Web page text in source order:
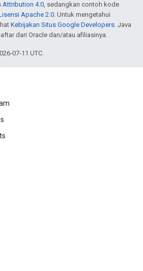
Attribution 4.0, sedangkan contoh kode
Apache 2.0. Untuk mengetahui
Kebijakan Situs Google Developers. Java
dari Oracle dan/atau afiliasinya.
07-11 UTC.